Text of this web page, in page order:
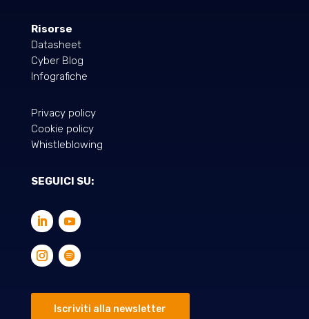
Risorse
Datasheet
Cyber Blog
Infografiche
Privacy policy
Cookie policy
Whistleblowing
SEGUICI SU:
Iscriviti alla newsletter